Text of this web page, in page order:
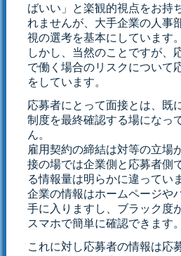
ばいい」と楽観的視点をお持
れませんが、大手企業の人事
視の選考を基本にしています。
しかし、当然のことですが、
で働く場合のリスクについて
をしています。
応募者にとって面接とは、既
制度を最終確認する場になっ
ん。
雇用契約の締結は対等の立場
接の場では企業側と応募者側
る情報量は明らかに違ってい
企業の情報はホームページや
手に入りますし、ブラック度
スマホで簡単に確認できます。
これに対し応募者の情報は応